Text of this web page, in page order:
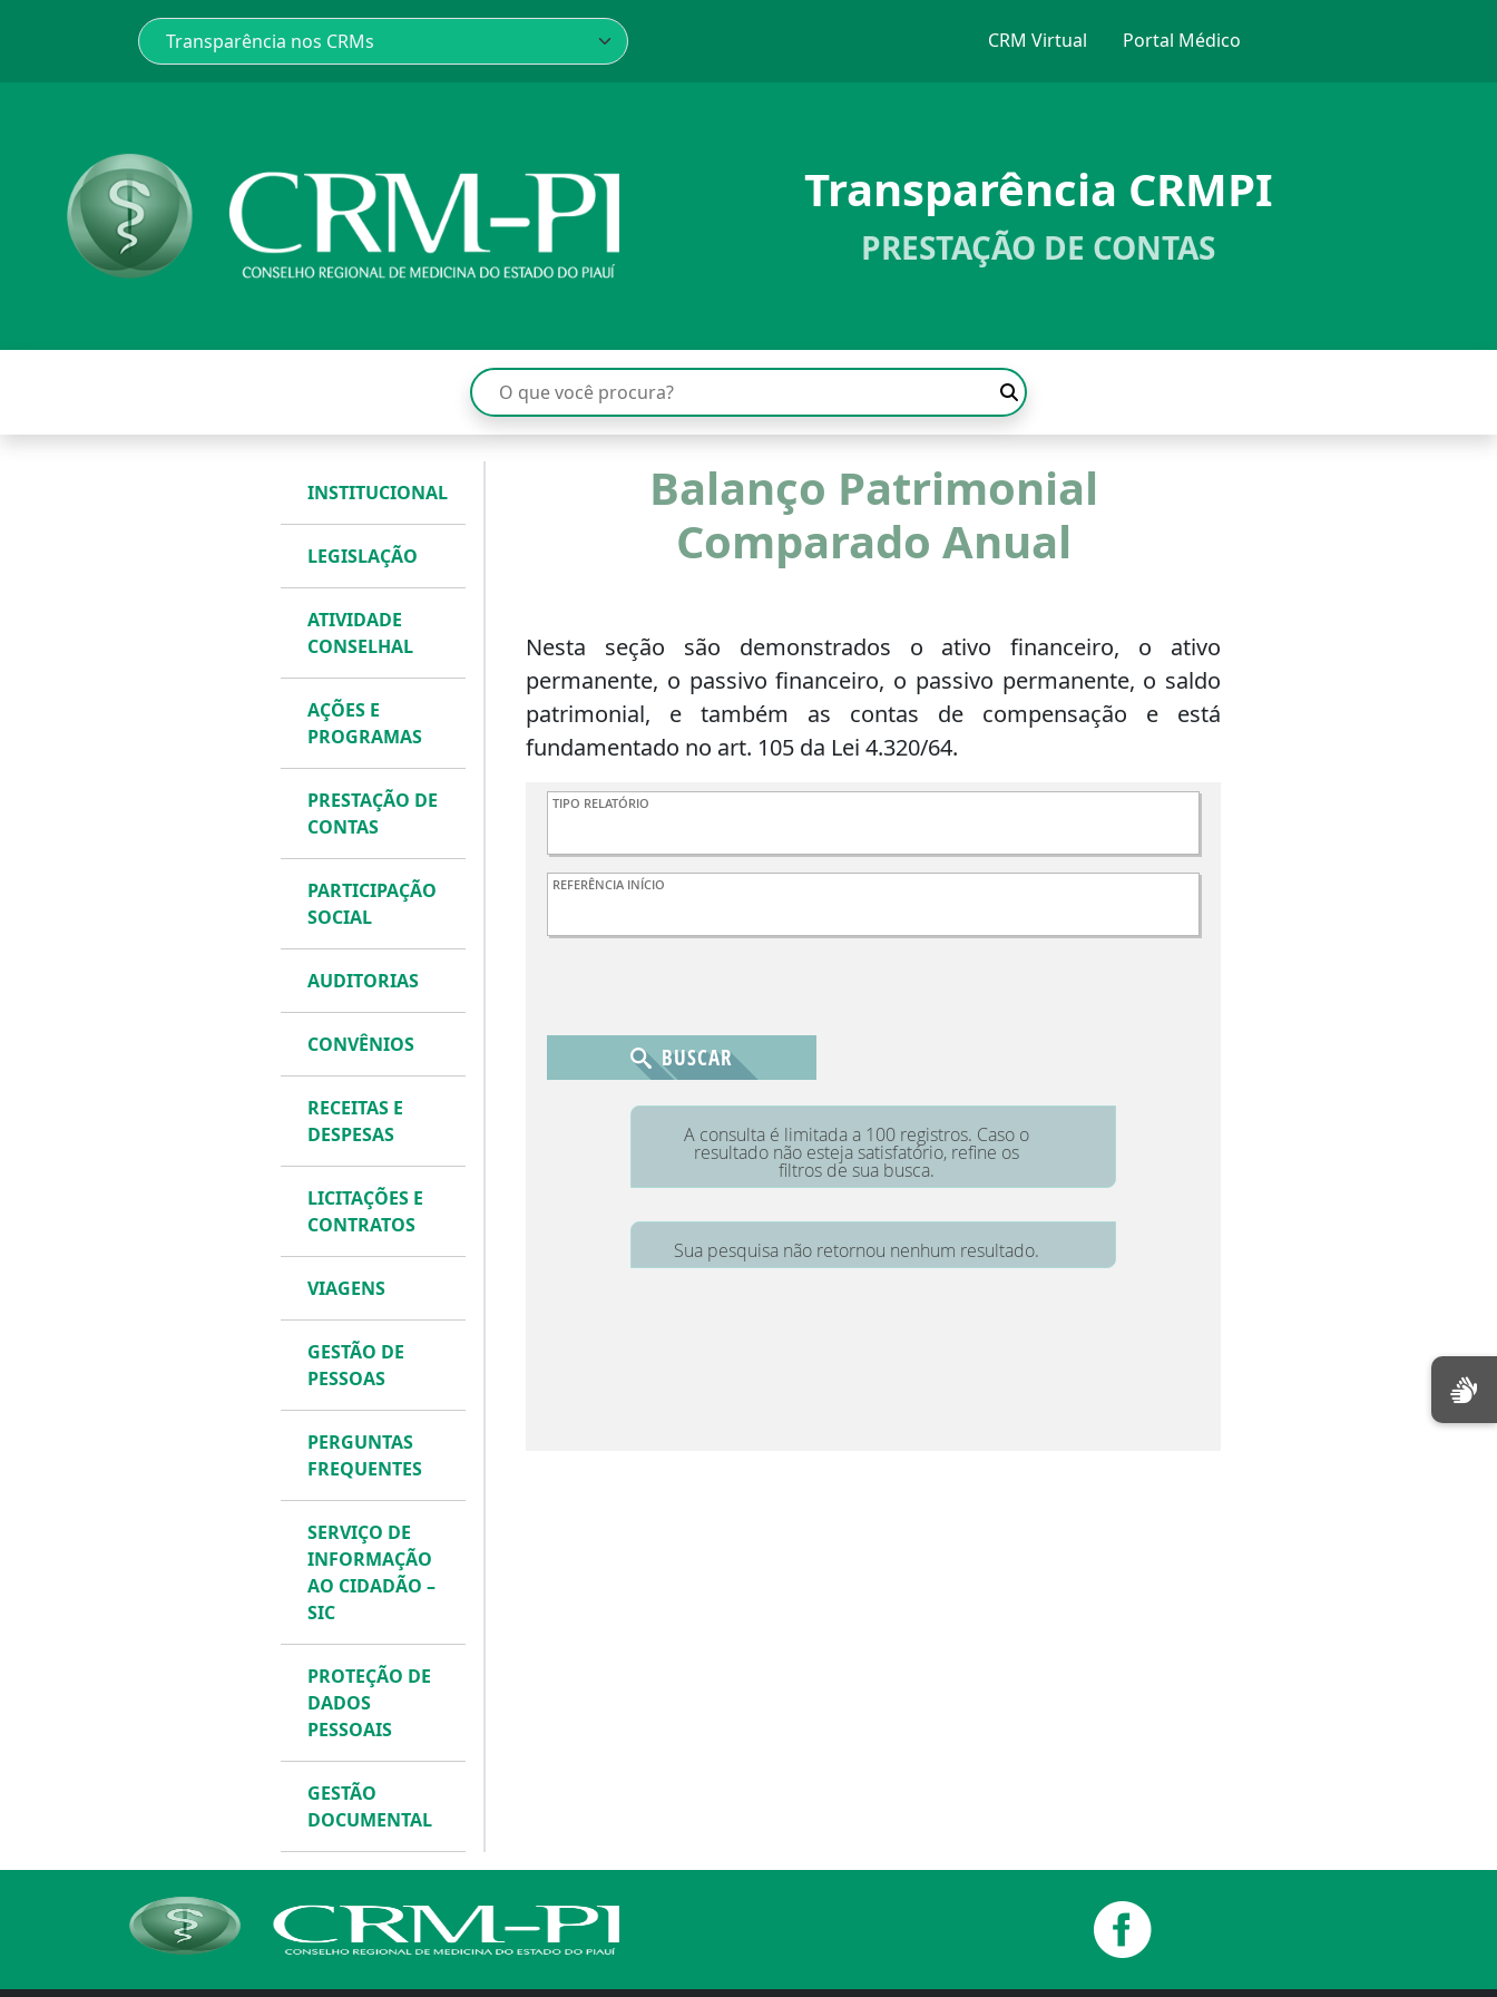
CRM Virtual Portal Médico
Transparência CRMPI
PRESTAÇÃO DE CONTAS
INSTITUCIONAL
LEGISLAÇÃO
ATIVIDADE
CONSELHAL
AÇÕES E
PROGRAMAS
PRESTAÇÃO DE
CONTAS
PARTICIPAÇÃO
SOCIAL
AUDITORIAS
CONVÊNIOS
RECEITAS E
DESPESAS
LICITAÇÕES E
CONTRATOS
VIAGENS
GESTÃO DE
PESSOAS
PERGUNTAS
FREQUENTES
SERVIÇO DE
INFORMAÇÃO
AO CIDADÃO –
SIC
PROTEÇÃO DE
DADOS
PESSOAIS
GESTÃO
DOCUMENTAL
Balanço Patrimonial
Comparado Anual
Nesta seção são demonstrados o ativo financeiro, o ativo
permanente, o passivo financeiro, o passivo permanente, o saldo
patrimonial, e também as contas de compensação e está
fundamentado no art. 105 da Lei 4.320/64.